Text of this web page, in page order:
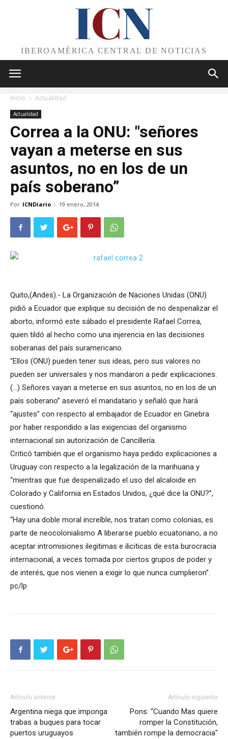
ICN
IBEROAMÉRICA CENTRAL DE NOTICIAS
Inicio Actualidad
Actualidad
Correa a la ONU: "señores
vayan a meterse en sus
asuntos, no en los de un
país soberano”
Por ICNDiario - 19 enero, 2014
Quito,(Andes).- La Organización de Naciones Unidas (ONU)
pidió a Ecuador que explique su decisión de no despenalizar el
aborto, informó este sábado el presidente Rafael Correa,
quien tildó al hecho como una injerencia en las decisiones
soberanas del país suramericano.
“Ellos (ONU) pueden tener sus ideas, pero sus valores no
pueden ser universales y nos mandaron a pedir explicaciones.
(…) Señores vayan a meterse en sus asuntos, no en los de un
país soberano” aseveró el mandatario y señaló que hará
“ajustes” con respecto al embajador de Ecuador en Ginebra
por haber respondido a las exigencias del organismo
internacional sin autorización de Cancillería.
Criticó también que el organismo haya pedido explicaciones a
Uruguay con respecto a la legalización de la marihuana y
“mientras que fue despenalizado el uso del alcaloide en
Colorado y California en Estados Unidos, ¿qué dice la ONU?”,
cuestionó.
“Hay una doble moral increíble, nos tratan como colonias, es
parte de neocolonialismo A liberarse pueblo ecuatoriano, a no
aceptar intromisiones ilegitimas e iliciticas de esta burocracia
internacional, a veces tomada por ciertos grupos de poder y
de interés, que nos vienen a exigir lo que nunca cumplieron”.
pc/lp
Artículo anterior
Argentina niega que imponga
trabas a buques para tocar
puertos uruguayos
Artículo siguiente
Pons: “Cuando Mas quiere
romper la Constitución,
también rompe la democracia"